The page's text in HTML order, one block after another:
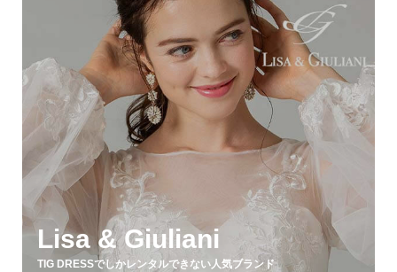
Lisa & Giuliani
TIG DRESSでしかレンタルできない人気ブランド